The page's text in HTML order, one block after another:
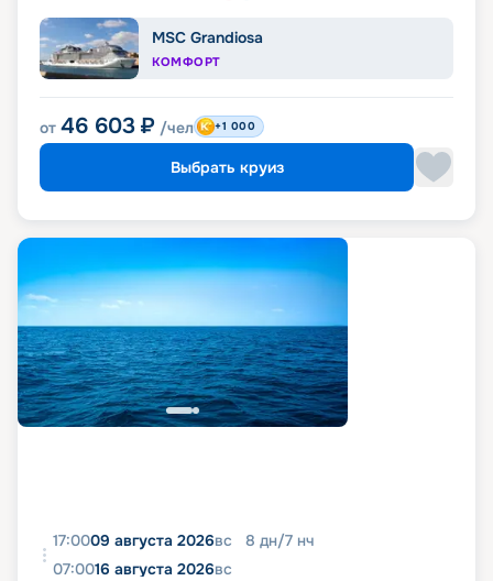
MSC Grandiosa
КОМФОРТ
от 46 603 ₽ /чел +1 000
Выбрать круиз
17:0009 августа 2026вс 8 дн/7 нч
07:0016 августа 2026вс